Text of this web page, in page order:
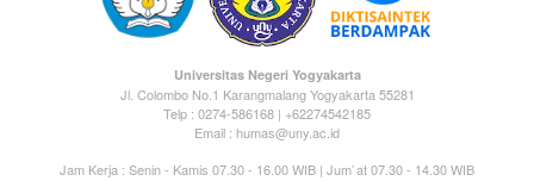
Universitas Negeri Yogyakarta
Jl. Colombo No.1 Karangmalang Yogyakarta 55281
Telp : 0274-586168 | +62274542185
Email : humas@uny.ac.id
Jam Kerja : Senin - Kamis 07.30 - 16.00 WIB | Jum`at 07.30 - 14.30 WIB